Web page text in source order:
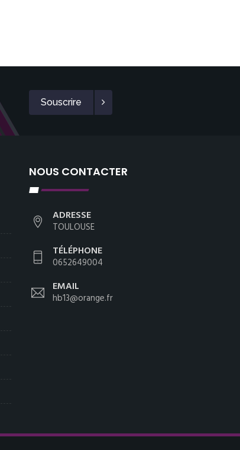
Souscrire
NOUS CONTACTER
ADRESSE
TOULOUSE
TÉLÉPHONE
0652649004
EMAIL
hb13@orange.fr